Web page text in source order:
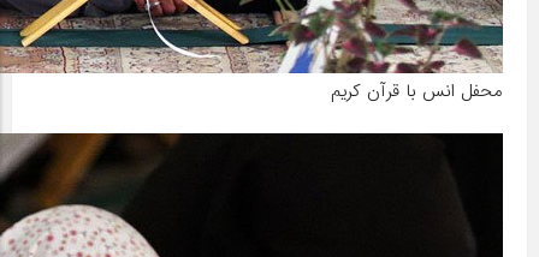
محفل انس با قرآن کریم